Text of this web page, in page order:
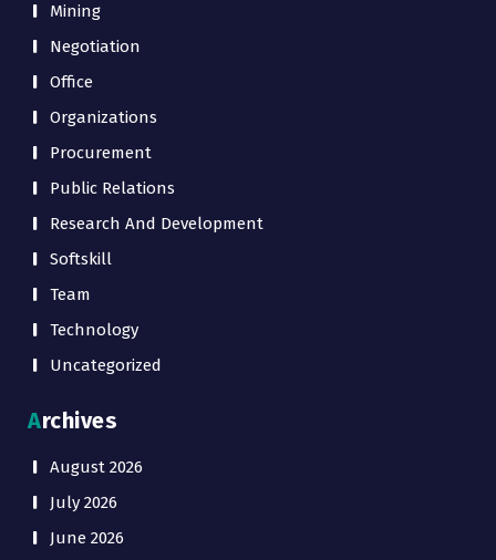
Mining
Negotiation
Office
Organizations
Procurement
Public Relations
Research And Development
Softskill
Team
Technology
Uncategorized
Archives
August 2026
July 2026
June 2026